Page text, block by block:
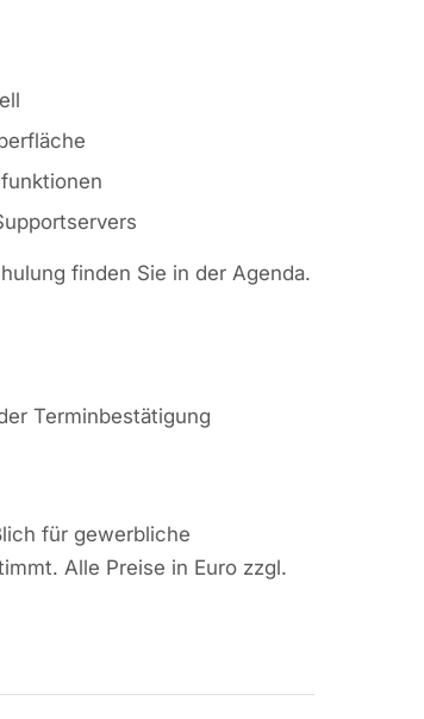
finden Sie in der Agenda.
Terminbestätigung
für gewerbliche
Alle Preise in Euro zzgl.